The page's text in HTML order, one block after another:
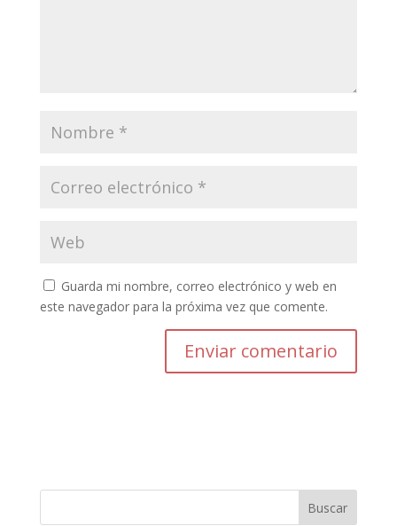
Guarda mi nombre, correo electrónico y web en
este navegador para la próxima vez que comente.